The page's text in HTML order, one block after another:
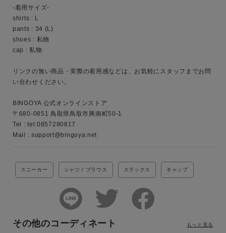
カテゴリ
ブランド
-着用サイズ-
shirts : L
pants : 34 (L)
shoes : 私物
cap : 私物
リンクの無い商品・実際の着用感などは、お気軽にスタッフまでお問
い合わせください。
BINGOYA 公式オンラインストア
〒680-0851 鳥取県鳥取市興南町50-1
Tel : tel:0857290817
Mail : support@bingoya.net
スニーカー シャツ / ブラウス スラックス キャップ
その他のコーディネート もっと見る